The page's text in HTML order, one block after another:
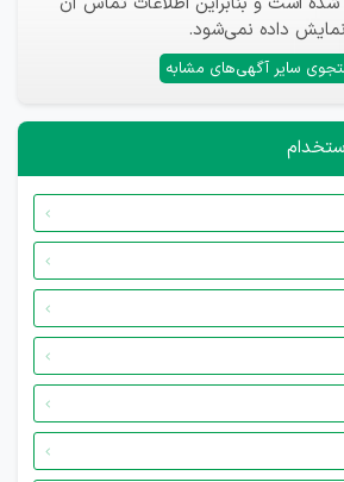
نمایش داده نمی‌شود.
سایر آگهی‌های مشابه